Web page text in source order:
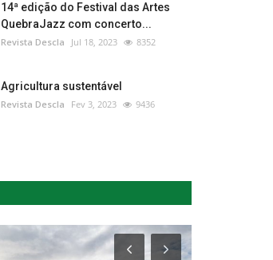
14ª edição do Festival das Artes
QuebraJazz com concerto...
Revista Descla Jul 18, 2023 8352
Agricultura sustentável
Revista Descla Fev 3, 2023 9436